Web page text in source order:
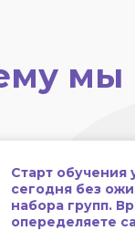
мы
Старт обучения
сегодня без
набора групп.
опеределяете